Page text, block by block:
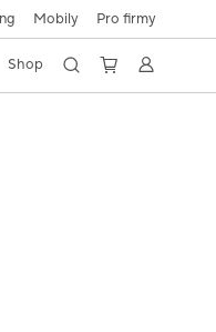
Mobily Pro firmy
Shop